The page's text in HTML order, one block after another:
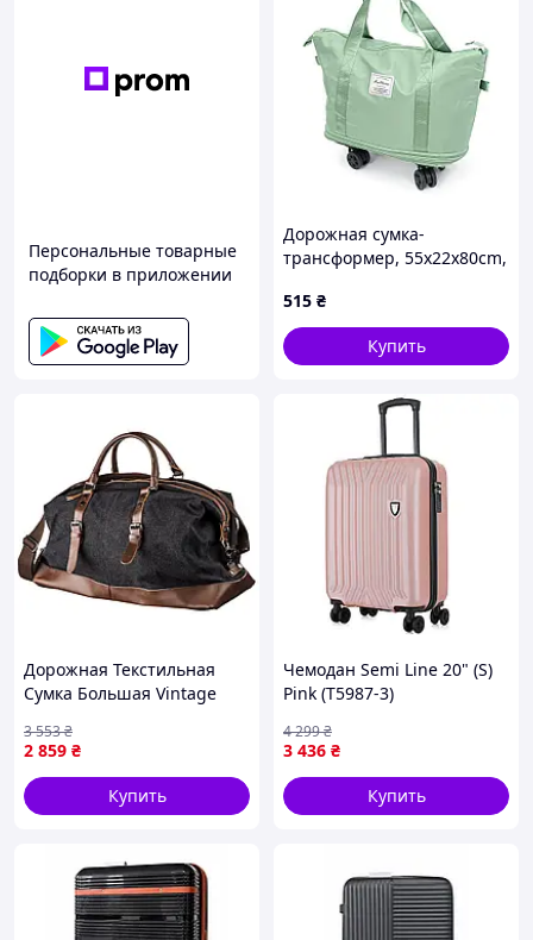
Персональные товарные
подборки в приложении
Дорожная сумка-
трансформер, 55х22х80cm,
1,1 кг
515 ₴
Купить
Дорожная Текстильная
Сумка Большая Vintage
Путешествий Selli
Дорожня Сумка Текстильна
Велика
2 859 ₴
3 553₴
Купить
Чемодан Semi Line 20" (S)
Pink (T5987-3)
3 436 ₴
4 299₴
Купить